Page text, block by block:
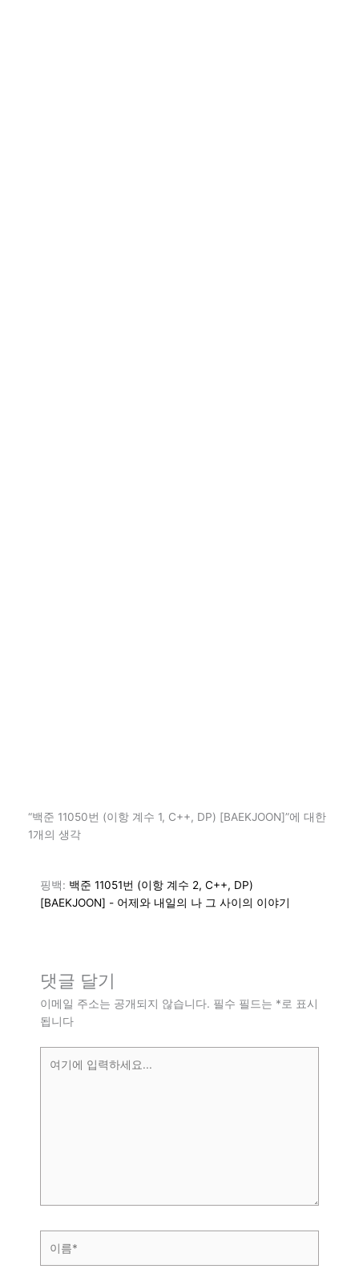
“백준 11050번 (이항 계수 1, C++, DP) [BAEKJOON]”에 대한
1개의 생각
핑백: 백준 11051번 (이항 계수 2, C++, DP)
[BAEKJOON] - 어제와 내일의 나 그 사이의 이야기
댓글 달기
이메일 주소는 공개되지 않습니다. 필수 필드는 *로 표시
됩니다